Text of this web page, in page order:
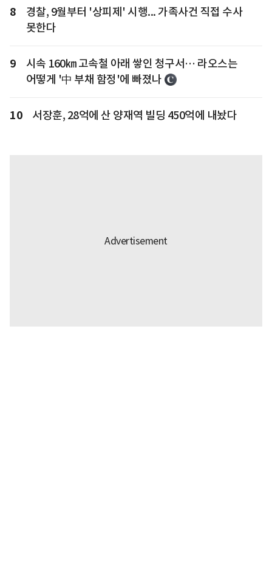
8
경찰, 9월부터 '상피제' 시행... 가족사건 직접 수사
못한다
9
시속 160㎞ 고속철 아래 쌓인 청구서… 라오스는
어떻게 '中 부채 함정'에 빠졌나
10 서장훈, 28억에 산 양재역 빌딩 450억에 내놨다